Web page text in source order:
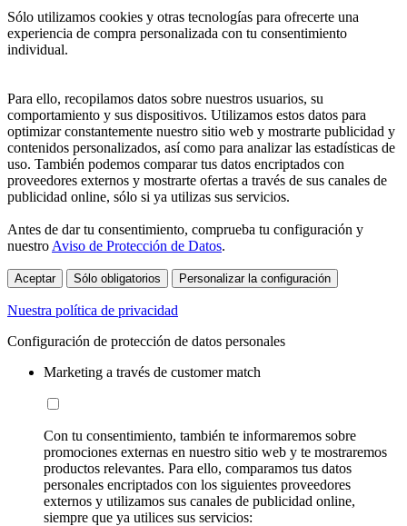
Sólo utilizamos cookies y otras tecnologías para ofrecerte una
experiencia de compra personalizada con tu consentimiento
individual.
Para ello, recopilamos datos sobre nuestros usuarios, su
comportamiento y sus dispositivos. Utilizamos estos datos para
optimizar constantemente nuestro sitio web y mostrarte publicidad y
contenidos personalizados, así como para analizar las estadísticas de
uso. También podemos comparar tus datos encriptados con
proveedores externos y mostrarte ofertas a través de sus canales de
publicidad online, sólo si ya utilizas sus servicios.
Antes de dar tu consentimiento, comprueba tu configuración y
nuestro Aviso de Protección de Datos.
Aceptar Sólo obligatorios Personalizar la configuración
Nuestra política de privacidad
Configuración de protección de datos personales
Marketing a través de customer match
Con tu consentimiento, también te informaremos sobre
promociones externas en nuestro sitio web y te mostraremos
productos relevantes. Para ello, comparamos tus datos
personales encriptados con los siguientes proveedores
externos y utilizamos sus canales de publicidad online,
siempre que ya utilices sus servicios: